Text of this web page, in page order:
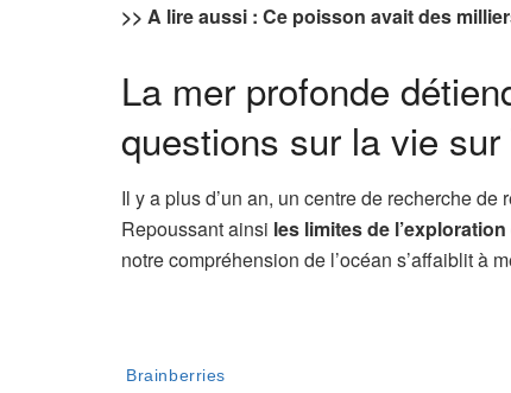
>> A lire aussi : Ce poisson avait des
La mer profonde
questions sur la vie sur
Il y a plus d’un an, un centre de recherche
Repoussant ainsi les limites de
notre compréhension de l’océan s’affaiblit à